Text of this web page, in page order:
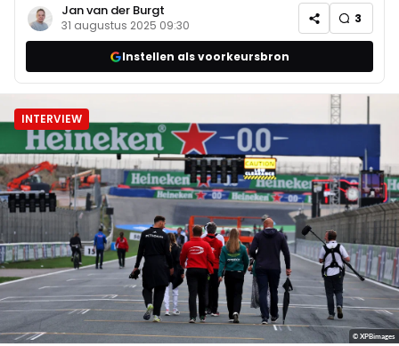
Jan van der Burgt
31 augustus 2025 09:30 3
Instellen als voorkeursbron
INTERVIEW
© XPBimages